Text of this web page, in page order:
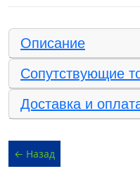
Описание
Сопутствующие
Доставка и